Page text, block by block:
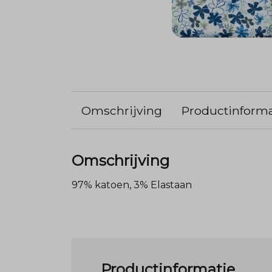
Omschrijving
Omschrijving
97% katoen, 3% Elastaan